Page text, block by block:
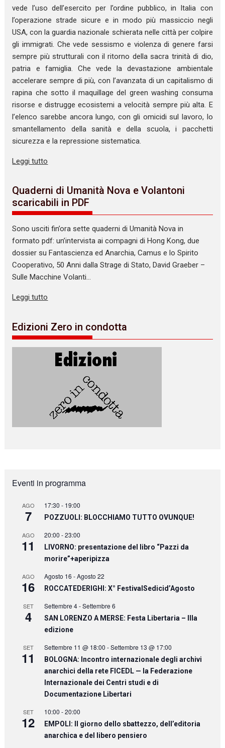
vede l’uso dell’esercito per l’ordine pubblico, in Italia con
l’operazione strade sicure e in modo più massiccio negli
USA, con la guardia nazionale schierata nelle città per colpire
gli immigrati. Che vede sessismo e violenza di genere farsi
sempre più strutturali con il ritorno della sacra trinità di dio,
patria e famiglia. Che vede la devastazione ambientale
accelerare sempre di più, con l’avanzata di un capitalismo di
rapina che sotto il maquillage del green washing consuma
risorse e distrugge ecosistemi a velocità sempre più alta. E
l’elenco sarebbe ancora lungo, con gli omicidi sul lavoro, lo
smantellamento della sanità e della scuola, i pacchetti
sicurezza e la repressione sistematica.
Leggi tutto
Quaderni di Umanità Nova e Volantoni
scaricabili in PDF
Sono usciti fin’ora sette quaderni di Umanità Nova in
formato pdf: un’intervista ai compagni di Hong Kong, due
dossier su Fantascienza ed Anarchia, Camus e lo Spirito
Cooperativo, 50 Anni dalla Strage di Stato, David Graeber –
Sulle Macchine Volanti…
Leggi tutto
Edizioni Zero in condotta
Eventi in programma
AGO
7
17:30 - 19:00
POZZUOLI: BLOCCHIAMO TUTTO OVUNQUE!
AGO
11
20:00 -23:00
LIVORNO: presentazione del libro “Pazzi da
morire”+aperipizza
AGO
16
Agosto 16 -Agosto 22
ROCCATEDERIGHI: X° FestivalSedicid’Agosto
SET
4
Settembre 4-Settembre 6
SAN LORENZO A MERSE: Festa Libertaria – IIIa
edizione
SET
11
Settembre 11 @ 18:00 -Settembre 13 @ 17:00
BOLOGNA: Incontro internazionale degli archivi
anarchici della rete FICEDL — la Federazione
Internazionale dei Centri studi e di
Documentazione Libertari
SET
12
10:00 -20:00
EMPOLI: Il giorno dello sbattezzo, dell’editoria
anarchica e del libero pensiero